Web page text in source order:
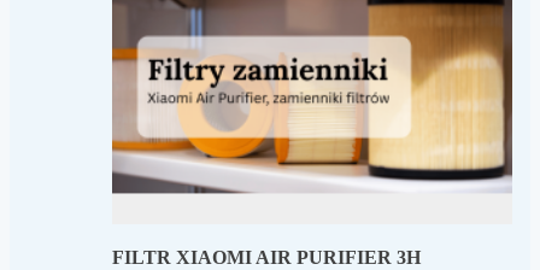
FILTR XIAOMI AIR PURIFIER 3H